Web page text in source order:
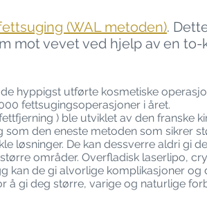
(WAL metoden).
mot vevet ved hjelp av en
hyppigst utførte kosmetiske
fettsugingsoperasjoner i året.
) ble utviklet av den franske
som den eneste metoden som sikrer
løsninger. De kan dessverre aldri gi
områder. Overfladisk laserlipo,
kan de gi alvorlige komplikasjoner
å gi deg større, varige og naturlige